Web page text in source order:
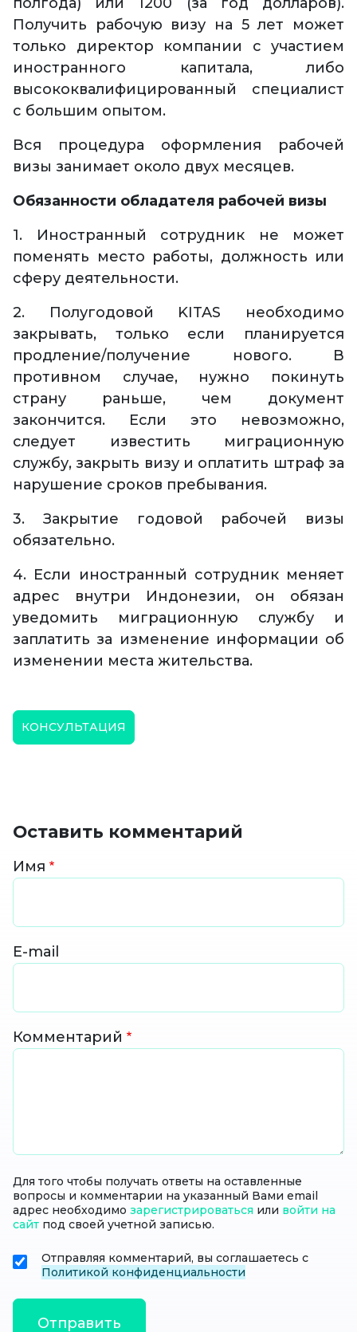
Получить рабочую визу на 5 лет может
только директор компании с участием
иностранного капитала, либо
высококвалифицированный специалист
с большим опытом.
Вся процедура оформления рабочей
визы занимает около двух месяцев.
Обязанности обладателя рабочей визы
1. Иностранный сотрудник не может
поменять место работы, должность или
сферу деятельности.
2. Полугодовой KITAS необходимо
закрывать, только если планируется
продление/получение нового. В
противном случае, нужно покинуть
страну раньше, чем документ
закончится. Если это невозможно,
следует известить миграционную
службу, закрыть визу и оплатить штраф за
нарушение сроков пребывания.
3. Закрытие годовой рабочей визы
обязательно.
4. Если иностранный сотрудник меняет
адрес внутри Индонезии, он обязан
уведомить миграционную службу и
заплатить за изменение информации об
изменении места жительства.
КОНСУЛЬТАЦИЯ
Оставить комментарий
Имя
E-mail
Комментарий
Для того чтобы получать ответы на оставленные
вопросы и комментарии на указанный Вами email
адрес необходимо зарегистрироваться или войти на
сайт под своей учетной записью.
Отправляя комментарий, вы соглашаетесь с
Политикой конфиденциальности